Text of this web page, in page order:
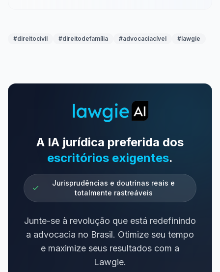
#direitocivil #direitodefamília #advocaciacível #lawgie
A IA jurídica preferida dos
escritórios exigentes.
Jurisprudências e doutrinas reais e
totalmente rastreáveis
Junte-se à revolução que está redefinindo
a advocacia no Brasil. Otimize seu tempo
e maximize seus resultados com a
Lawgie.